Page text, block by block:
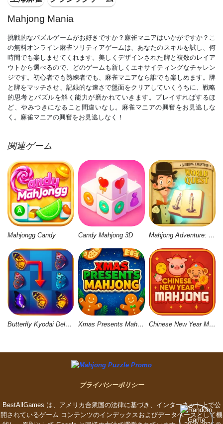
Mahjong Mania
挑戦的なパズルゲームがお好きですか？麻雀マニアはいかがですか？こ
の無料オンライン麻雀ソリティアゲームは、あなたのスキルを試し、何
時間でも楽しませてくれます。美しくデザインされた牌と複数のレイア
ウトから選べるので、どのゲームも新しくエキサイティングなチャレン
ジです。初心者でも熟練者でも、麻雀マニアなら誰でも楽しめます。牌
と牌をマッチさせ、記録的な速さで盤面をクリアしていくうちに、戦略
的思考とパズルを解く能力が磨かれていきます。プレイすればするほ
ど、やみつきになること間違いなし。麻雀マニアの興奮をお見逃しな
く。麻雀マニアの興奮をお見逃しなく！
関連ゲーム
Mahjongg Candy Candy Mahjong 3D Mahjong Adventure: World Quest
Butterfly Kyodai Deluxe 2 Xmas Presents Mahjong Chinese New Year Mahjong
プライバシーポリシー
BestAllGames は、アメリカ合衆国の法律に基づき、インターネット上で公
開されているゲーム コンテンツのインデックスおよびデータベースとして機